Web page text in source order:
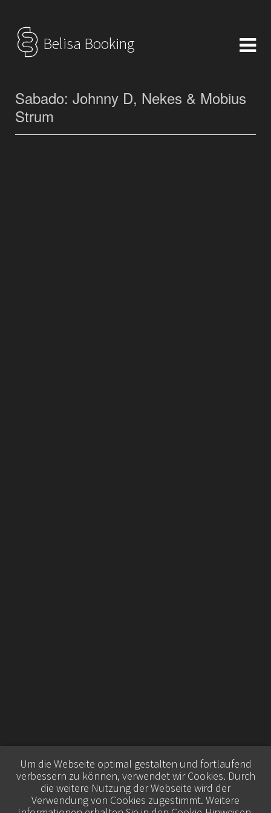
Belisa Booking
Sabado: Johnny D, Nekes & Mobius
Strum
Um die Webseite optimal gestalten und fortlaufend
verbessern zu können, verwendet wir Cookies. Durch
die weitere Nutzung der Webseite wird der
Verwendung von Cookies zugestimmt. Weitere